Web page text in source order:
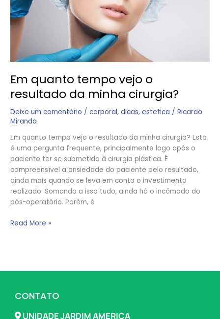
Em quanto tempo vejo o
resultado da minha cirurgia?
Deixe um comentário /corporal,dicas,estetica /Ricardo
Miranda
Em quanto tempo vejo o resultado da minha cirurgia? Esta
é uma pergunta frequente, principalmente logo após o
paciente ter se submetido à cirurgia plástica. É
compreensível a ansiedade do paciente pelo resultado,
ainda mais quando se leva em conta o investimento
realizado. Somando a isso tudo, ainda há o incômodo do
pós-operatório. Porém, é
minha
cirurgia?
Read More »
CONTATO
UNIDADE JARDIM AMERICA